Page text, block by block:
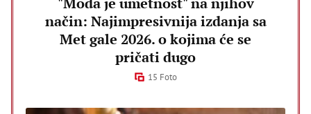
način: Najimpresivnija izdanja sa
Met gale 2026. o kojima će se
pričati dugo
15 Foto